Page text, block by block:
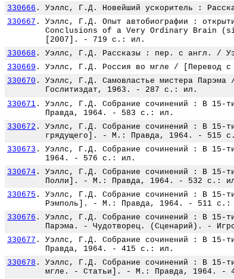
330666 . Уэллс, Г.Д. Новейший ускоритель :
330667 .
Уэллс, Г.Д. Опыт автобиографии :
Conclusions of a Very Ordinary Brain
[2007]. - 719 с.: ил.
330668 . Уэллс, Г.Д. Рассказы : пер. с англ. /
330669 . Уэллс, Г.Д. Россия во мгле / [Перевод
330670 .
Уэллс, Г.Д. Самовластье мистера
Гослитиздат, 1963. - 287 с.: ил.
330671 .
Уэллс, Г.Д. Собрание сочинений : В
Правда, 1964. - 583 с.: ил.
330672 .
Уэллс, Г.Д. Собрание сочинений : В
грядущего]. - М.: Правда, 1964. - 515
330673 .
Уэллс, Г.Д. Собрание сочинений : В
1964. - 576 с.: ил.
330674 .
Уэллс, Г.Д. Собрание сочинений : В
Полли]. - М.: Правда, 1964. - 532 с.:
330675 .
Уэллс, Г.Д. Собрание сочинений : В
Рэмполь]. - М.: Правда, 1964. - 511 с.:
330676 .
Уэллс, Г.Д. Собрание сочинений : В
Парэма. - Чудотворец. (Сценарий). -
330677 .
Уэллс, Г.Д. Собрание сочинений : В
Правда, 1964. - 415 с.: ил.
330678 .
Уэллс, Г.Д. Собрание сочинений : В
мгле. - Статьи]. - М.: Правда, 1964. -